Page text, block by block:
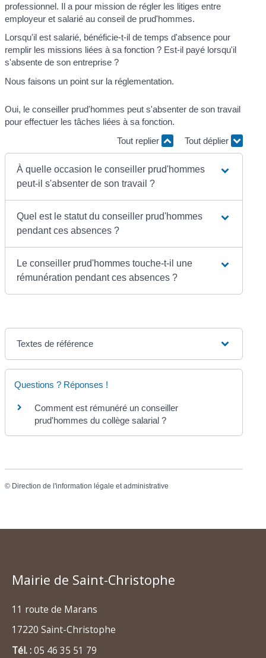
professionnel. Il a pour mission de régler les litiges entre
employeur et salarié au conseil de prud'hommes.
Lorsqu'il est salarié, bénéficie-t-il de temps d'absence pour
remplir les missions liées à sa fonction ? Est-il payé lorsqu'il
s'absente de son entreprise ?
Nous faisons un point sur la réglementation.
Oui, le conseiller prud'hommes peut s'absenter de son travail
pour effectuer les tâches liées à sa fonction.
Tout replier
Tout déplier
À quelle occasion le conseiller prud'hommes
peut-il s'absenter de son travail ?
Quel est le statut du conseiller prud'hommes
pendant ces absences ?
Le conseiller prud'hommes touche-t-il une
rémunération pendant ces absences ?
Textes de référence
Questions ? Réponses !
Comment est rémunéré un conseiller
prud'hommes du collège salarial ?
© Direction de l'information légale et administrative
Mairie de Saint-Christophe
11 route de Marans
17220 Saint-Christophe
Tél. :05 46 35 51 79